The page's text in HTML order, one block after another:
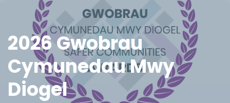
2026 Gwobrau
Cymunedau Mwy
Diogel